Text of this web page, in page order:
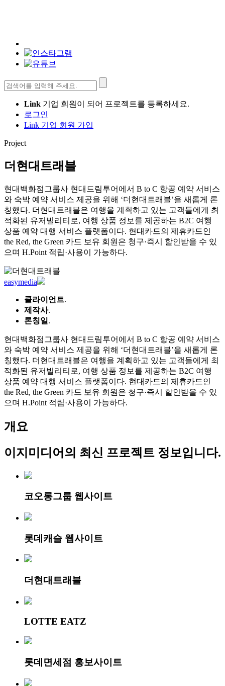
색:
Link기업 회원이 되어 프로젝트를 등록하세요.
로그인
Link 기업 회원 가입
Project
더현대트래블
현대백화점그룹사 현대드림투어에서 B to C 항공 예약 서비스
와 숙박 예약 서비스 제공을 위해 ‘더현대트래블’을 새롭게 론
칭했다. 더현대트래블은 여행을 계획하고 있는 고객들에게 최
적화된 유저빌리티로, 여행 상품 정보를 제공하는 B2C 여행
the Red, the Green 카드 보유 회원은 청구·즉시 할인받을 수 있
으며 H.Point 적립·사용이 가능하다.
클라이언트
제작사.
론칭일.
현대백화점그룹사 현대드림투어에서 B to C 항공 예약 서비스
칭했다. 더현대트래블은 여행을 계획하고 있는 고객들에게 최
적화된 유저빌리티로, 여행 상품 정보를 제공하는 B2C 여행
상품 예약 대행 서비스 플랫폼이다. 현대카드의 제휴카드인
the Red, the Green 카드 보유 회원은 청구·즉시 할인받을 수 있
으며 H.Point 적립·사용이 가능하다.
개요
이지미디어
코오롱그룹 웹사이트